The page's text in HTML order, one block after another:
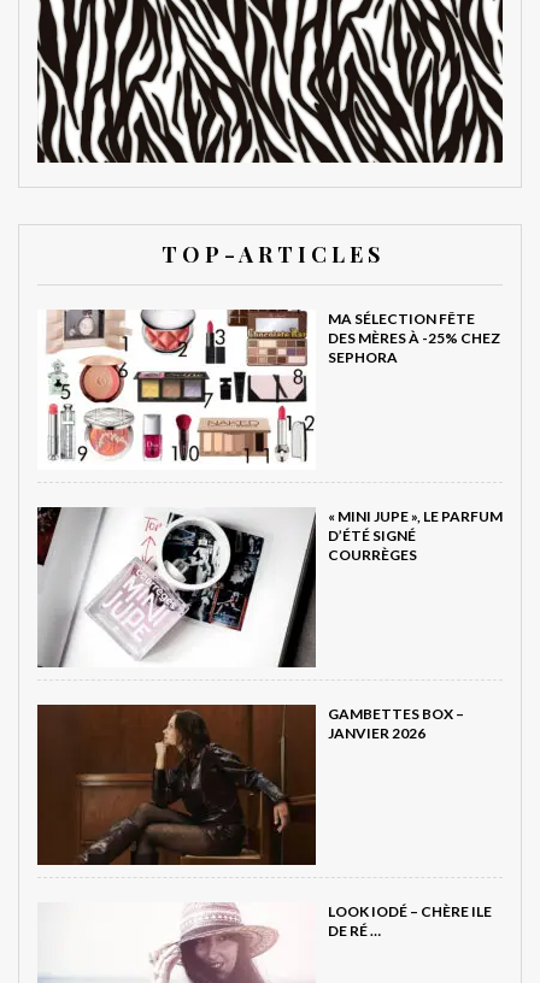
T O P - A R T I C L E S
MA SÉLECTION FÊTE
DES MÈRES À -25% CHEZ
SEPHORA
« MINI JUPE », LE PARFUM
D’ÉTÉ SIGNÉ
COURRÈGES
GAMBETTES BOX –
JANVIER 2026
LOOK IODÉ – CHÈRE ILE
DE RÉ …